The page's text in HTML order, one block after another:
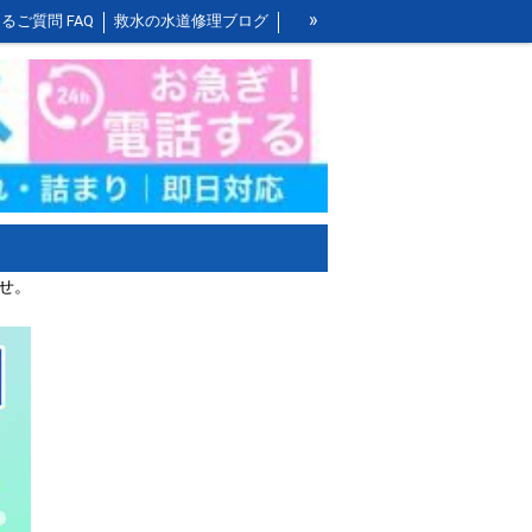
ご質問 FAQ 救水の水道修理ブログ
お風呂の作業料金 洗面所の作業料金
»
。